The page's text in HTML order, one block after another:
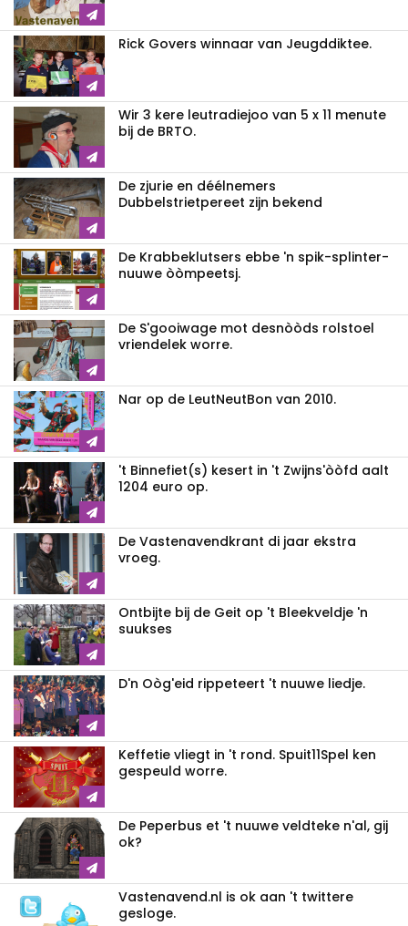
Rick Govers winnaar van Jeugddiktee.
Wir 3 kere leutradiejoo van 5 x 11 menute
bij de BRTO.
De zjurie en déélnemers
Dubbelstrietpereet zijn bekend
De Krabbeklutsers ebbe 'n spik-splinter-
nuuwe òòmpeetsj.
De S'gooiwage mot desnòòds rolstoel
vriendelek worre.
Nar op de LeutNeutBon van 2010.
't Binnefiet(s) kesert in 't Zwijns'òòfd aalt
1204 euro op.
De Vastenavendkrant di jaar ekstra
vroeg.
Ontbijte bij de Geit op 't Bleekveldje 'n
suukses
D'n Oòg'eid rippeteert 't nuuwe liedje.
Keffetie vliegt in 't rond. Spuit11Spel ken
gespeuld worre.
De Peperbus et 't nuuwe veldteke n'al, gij
ok?
Vastenavend.nl is ok aan 't twittere
gesloge.